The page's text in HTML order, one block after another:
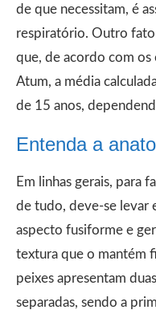
de que necessitam, é
respiratório. Outro fato
que, de acordo com os
Atum, a média
de 15 anos,
Entenda a
Em linhas gerais, para
de tudo, deve-se levar
aspecto fusiforme e
textura que o mantém
peixes apresentam
separadas, sendo a